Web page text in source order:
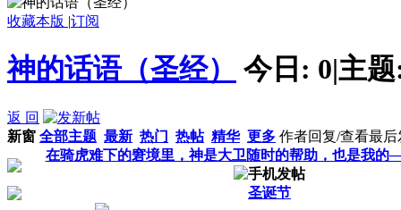
收藏本版 |订阅
神的话语（圣经） 今日: 0|主
返 回
新窗 全部主题 最新 热门 热帖 精华 更多 作者回复/查看最后
在骑虎难下的窘境里，神是大卫随时的帮助，也是我的
圣诞节